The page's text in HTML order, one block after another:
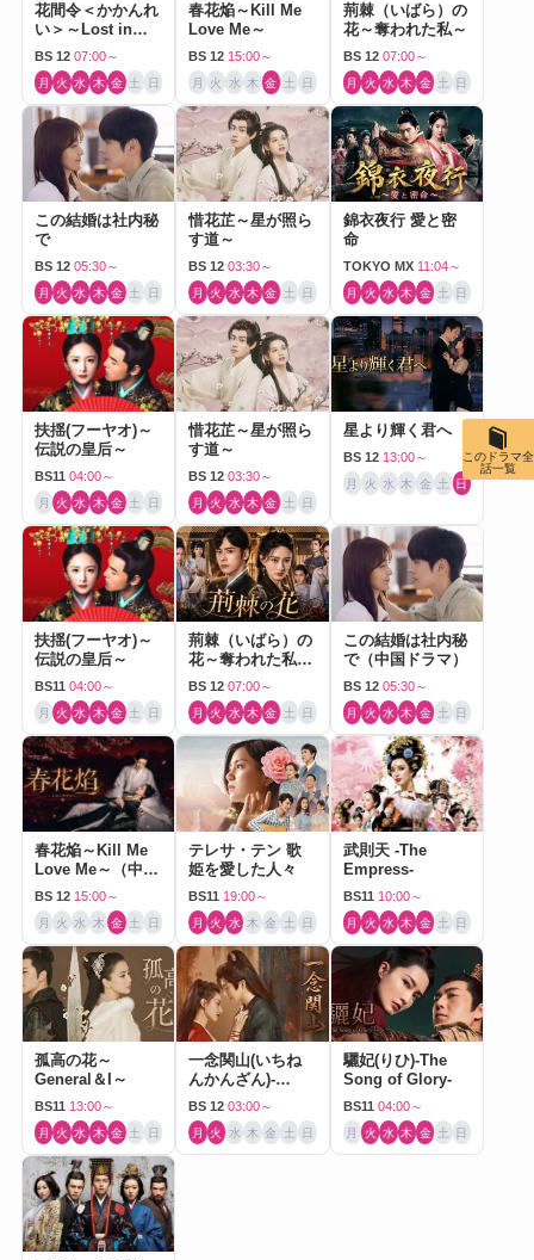
花間令＜かかんれ
い＞～Lost in
Love～
BS 12 07:00～
月 火 水 木 金 土 日
春花焔～Kill Me
Love Me～
BS 12 15:00～
月 火 水 木 金 土 日
荊棘（いばら）の
花～奪われた私～
BS 12 07:00～
月 火 水 木 金 土 日
この結婚は社内秘
で
BS 12 05:30～
月 火 水 木 金 土 日
惜花芷～星が照ら
す道～
BS 12 03:30～
月 火 水 木 金 土 日
錦衣夜行 愛と密
命
TOKYO MX 11:04～
月 火 水 木 金 土 日
扶揺(フーヤオ)～
伝説の皇后～
BS11 04:00～
月 火 水 木 金 土 日
惜花芷～星が照ら
す道～
BS 12 03:30～
月 火 水 木 金 土 日
星より輝く君へ
BS 12 13:00～
月 火 水 木 金 土 日
扶揺(フーヤオ)～
伝説の皇后～
BS11 04:00～
月 火 水 木 金 土 日
荊棘（いばら）の
花～奪われた私～
（中国ドラマ）
BS 12 07:00～
月 火 水 木 金 土 日
この結婚は社内秘
で（中国ドラマ）
BS 12 05:30～
月 火 水 木 金 土 日
春花焔～Kill Me
Love Me～（中国
ドラマ）
BS 12 15:00～
月 火 水 木 金 土 日
テレサ・テン 歌
姫を愛した人々
BS11 19:00～
月 火 水 木 金 土 日
武則天 -The
Empress-
BS11 10:00～
月 火 水 木 金 土 日
孤高の花～
General＆I～
BS11 13:00～
月 火 水 木 金 土 日
一念関山(いちね
んかんざん)-
Journey to Love-
BS 12 03:00～
月 火 水 木 金 土 日
驪妃(りひ)-The
Song of Glory-
BS11 04:00～
月 火 水 木 金 土 日
このドラマ全
話一覧